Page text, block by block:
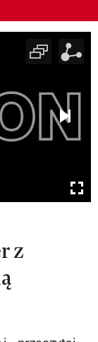
z